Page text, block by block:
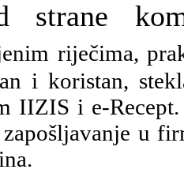
strane
riječima,
i koristan,
IIZIS i e-
u